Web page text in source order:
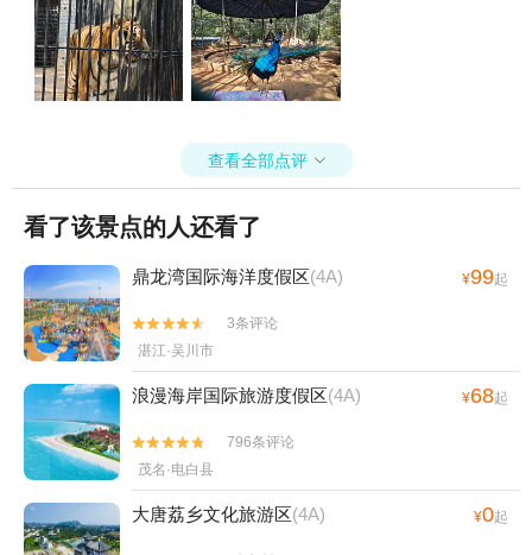
查看全部点评 
看了该景点的人还看了
鼎龙湾国际海洋度假区(4A) ¥99起


3条评论
湛江·吴川市
浪漫海岸国际旅游度假区(4A) ¥68起


796条评论
茂名·电白县
大唐荔乡文化旅游区(4A) ¥0起